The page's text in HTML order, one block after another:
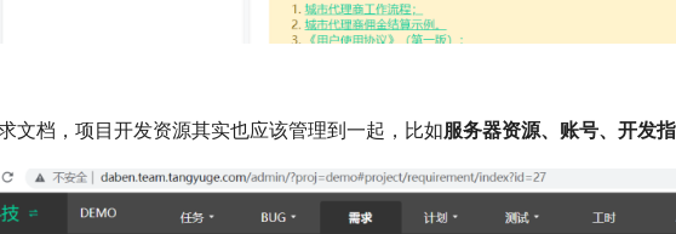
文档，项目开发资源其实也应该管理到一起，比如服务器资源、账号、开发